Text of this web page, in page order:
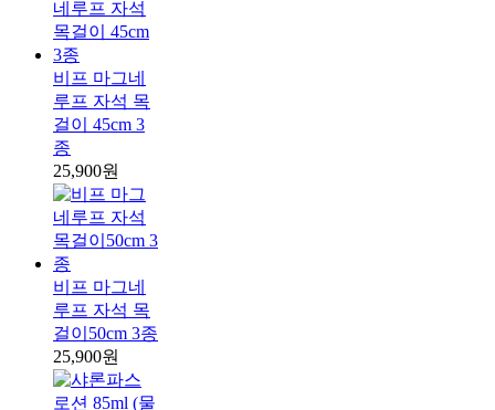
비프 마그네
루프 자석 목
걸이 45cm 3
종
25,900원
비프 마그네
루프 자석 목
걸이50cm 3종
25,900원